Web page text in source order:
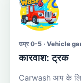
उम्र 0-5 · Vehicle
कारवाश: ट्रक
Carwash आप के